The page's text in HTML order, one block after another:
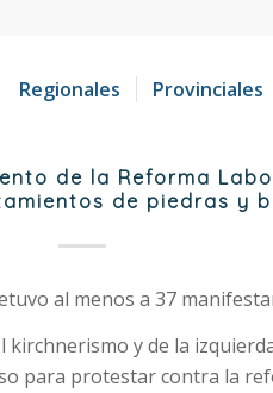
Regionales Provinciales
de la Reforma
de piedras y
al menos a 37
y de la
para protestar contra la